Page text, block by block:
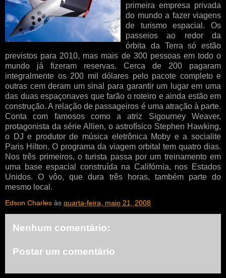
primeira empresa privada
do mundo a fazer viagens
de turismo espacial. Os
passeios ao redor da
órbita da Terra só estão
previstos para 2010, mas mais de 300 pessoas em todo o
mundo já fizeram reservas. Cerca de 200 pagaram
integralmente os 200 mil dólares pelo pacote completo e
outras cem deram um sinal para garantir um lugar em uma
das duas espaçonaves que farão o roteiro e ainda estão em
construção. A relação de passageiros é uma atração à parte.
Conta com famosos como a atriz Sigourney Weaver,
protagonista da série Allien, o astrofísico Stephen Hawking,
o DJ e produtor de música eletrônica Moby e a socialite
Paris Hilton. O programa da viagem orbital tem quatro dias.
Nos três primeiros, o turista passa por um treinamento em
uma base espacial construída na Califórnia, nos Estados
Unidos. O vôo, que dura três horas, também parte do
mesmo local.
Edson Charles às quarta-feira, maio 21, 2008
Nenhum comentário:
Postar um comentário